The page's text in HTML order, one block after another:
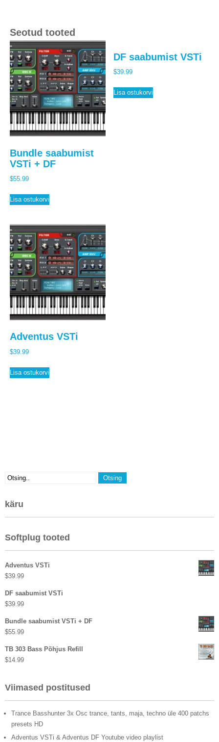
Seotud tooted
Bundle saabumist
VSTi + DF
$55.99
Lisa ostukorvi
DF saabumist VSTi
$39.99
Lisa ostukorvi
Adventus VSTi
$39.99
Lisa ostukorvi
käru
Softplug tooted
Adventus VSTi
$39.99
DF saabumist VSTi
$39.99
Bundle saabumist VSTi + DF
$55.99
TB 303 Bass Põhjus Refill
$14.99
Viimased postitused
Trance Basshunter 3x Osc trance, tants, maja, techno üle 400 patchs
presets HD
Adventus VSTi & Adventus DF Youtube video playlist